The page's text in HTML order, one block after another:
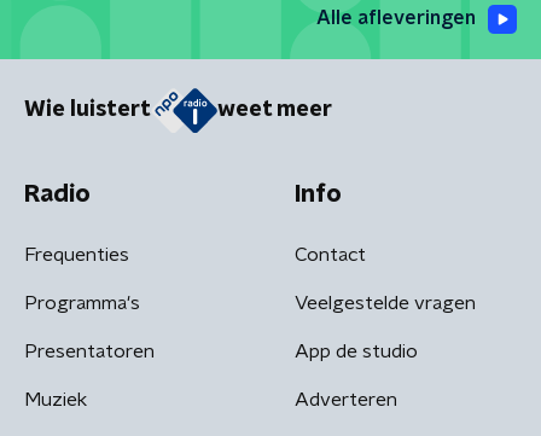
Alle afleveringen
Wie luistert weet meer
Radio
Frequenties
Programma's
Presentatoren
Muziek
Info
Contact
Veelgestelde vragen
App de studio
Adverteren